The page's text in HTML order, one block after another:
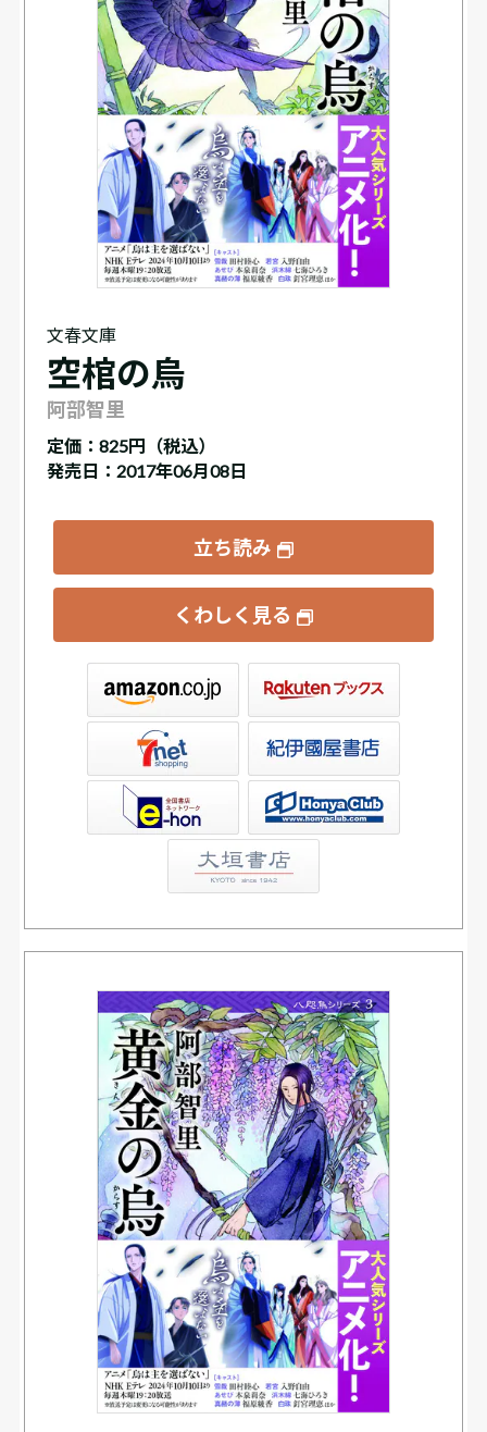
文春文庫
空棺の烏
阿部智里
定価： 825円（税込）
発売日：2017年06月08日
立ち読み
くわしく見る
書店ウェブストア